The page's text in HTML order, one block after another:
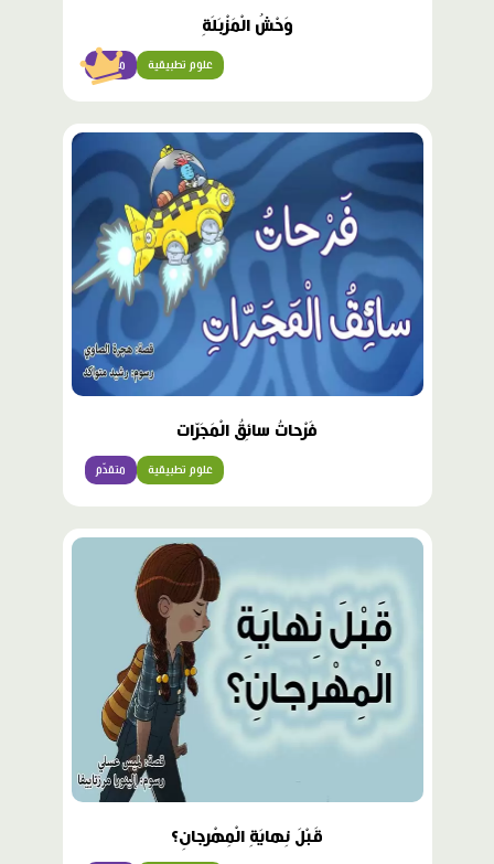
وَحْشُ الْمَزْبَلَةِ
متقدّم علوم تطبيقية
فَرْحاتُ سائِقُ الْمَجَرّات
متقدّم علوم تطبيقية
قَبْلَ نِهايَةِ الْمِهْرجانِ؟